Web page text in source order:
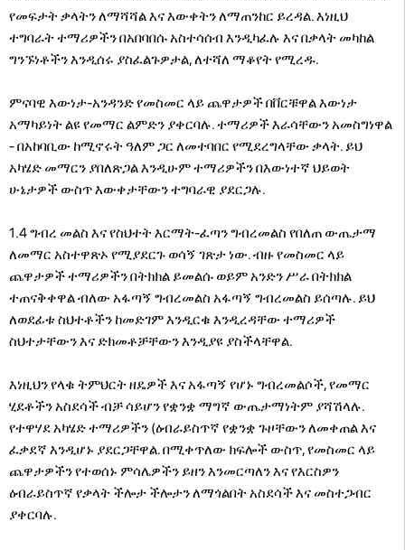
የመፍታት ቃላትን ለማሻሻል እና እውቀትን ለማጠንከር ይረዳል. እነዚህ
ተግባራት ተማሪዎችን በአበባበሱ አስተሳሰብ እንዲካፈሉ እና በቃላት መካከል
ግንኙነቶችን እንዲሰሩ ያስፈልጉዎታል, ለተሻለ ማቆየት የሚረዱ.
ምናባዊ እውነታ-አንዳንድ የመስመር ላይ ጨዋታዎች በቨርቹዋል እውነታ
አማካይነት ልዩ የመማር ልምድን ያቀርባሉ. ተማሪዎች እራሳቸውን አመስግነዋል
- በአከባቢው ከሚኖሩት ዓለም ጋር ለመተባበር የሚደረግላቸው ቃላት. ይህ
አካሄድ መማርን ያበለጽጋል እንዲሁም ተማሪዎችን በእውነተኛ ህይወት
ሁኔታዎች ውስጥ እውቀታቸውን ተግባራዊ ያደርጋሉ.
1.4 ግብረ መልስ እና የስህተት እርማት-ፈጣን ግብረመልስ የበለጠ ውጤታማ
ለመማር አስተዋጽኦ የሚያደርጉ ወሳኝ ገጽታ ነው. ብዙ የመስመር ላይ
ጨዋታዎች ተማሪዎችን በትክክል ይመልሱ ወይም አንድን ሥራ በትክክል
ተጠናቅቀዋል ብለው አፋጣኝ ግብረመልስ አፋጣኝ ግብረመልስ ይሰጣሉ. ይህ
ለወደፊቱ ስህተቶችን ከመድገም እንዲርቁ እንዲረዳቸው ተማሪዎች
ስህተታቸውን እና ድክመቶቻቸውን እንዲያዩ ያስችላቸዋል.
እነዚህን የላቁ ትምህርት ዘዴዎች እና አፋጣኝ የሆኑ ግብረመልሶች, የመማር
ሂደቶችን አስደሳች ብቻ ሳይሆን የቋንቋ ማግኛ ውጤታማነትም ያሻሽላሉ.
የተዋሃደ አካሄድ ተማሪዎችን (ዕብራይስጥኛ የቋንቋ ጉዞቸውን ለመቀጠል እና
ፈቃደኛ እንዲሆኑ ያደርጋቸዋል. በሚቀጥለው ክፍሎች ውስጥ, የመስመር ላይ
ጨዋታዎችን የተወሰኑ ምሳሌዎችን ይዘን እንመርጣለን እና የእርስዎን
ዕብራይስጥኛ የቃላት ችሎታ ችሎታን ለማጎልበት አስደሳች እና መስተጋብር
ያቀርባሉ.